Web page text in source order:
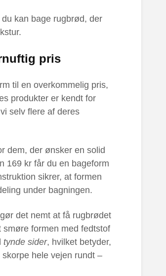
kan bage rugbrød, der
pris
til en overkommelig pris,
produkter er kendt for
selv flere af deres
dem, der ønsker en solid
169 kr får du en bageform
sikrer, at formen
under bagningen.
det nemt at få rugbrødet
formen med fedtstof
tynde sider, hvilket betyder,
hele vejen rundt –